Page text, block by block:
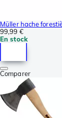
Müller hache
99,99 €
En stock
Comparer